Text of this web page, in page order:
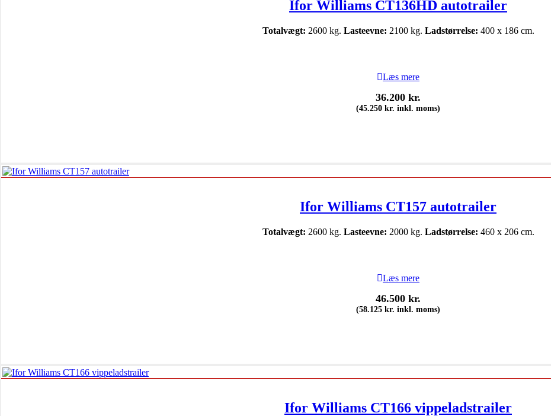
Ifor Williams CT136HD autotrailer
Totalvægt: 2600 kg. Lasteevne: 2100 kg. Ladstørrelse: 400 x 186 cm.
Læs mere
36.200 kr.
(45.250 kr. inkl. moms)
Ifor Williams CT157 autotrailer
Totalvægt: 2600 kg. Lasteevne: 2000 kg. Ladstørrelse: 460 x 206 cm.
Læs mere
46.500 kr.
(58.125 kr. inkl. moms)
Ifor Williams CT166 vippeladstrailer